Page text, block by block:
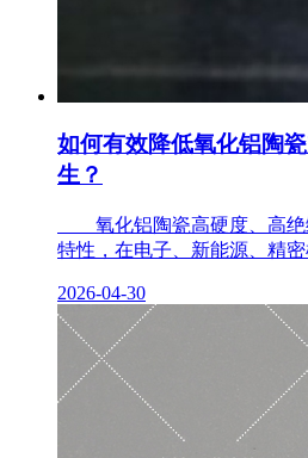
如何有效降低氧化铝陶
生？
氧化铝陶瓷高硬度、高绝
特性，在电子、新能源、精
2026-04-30